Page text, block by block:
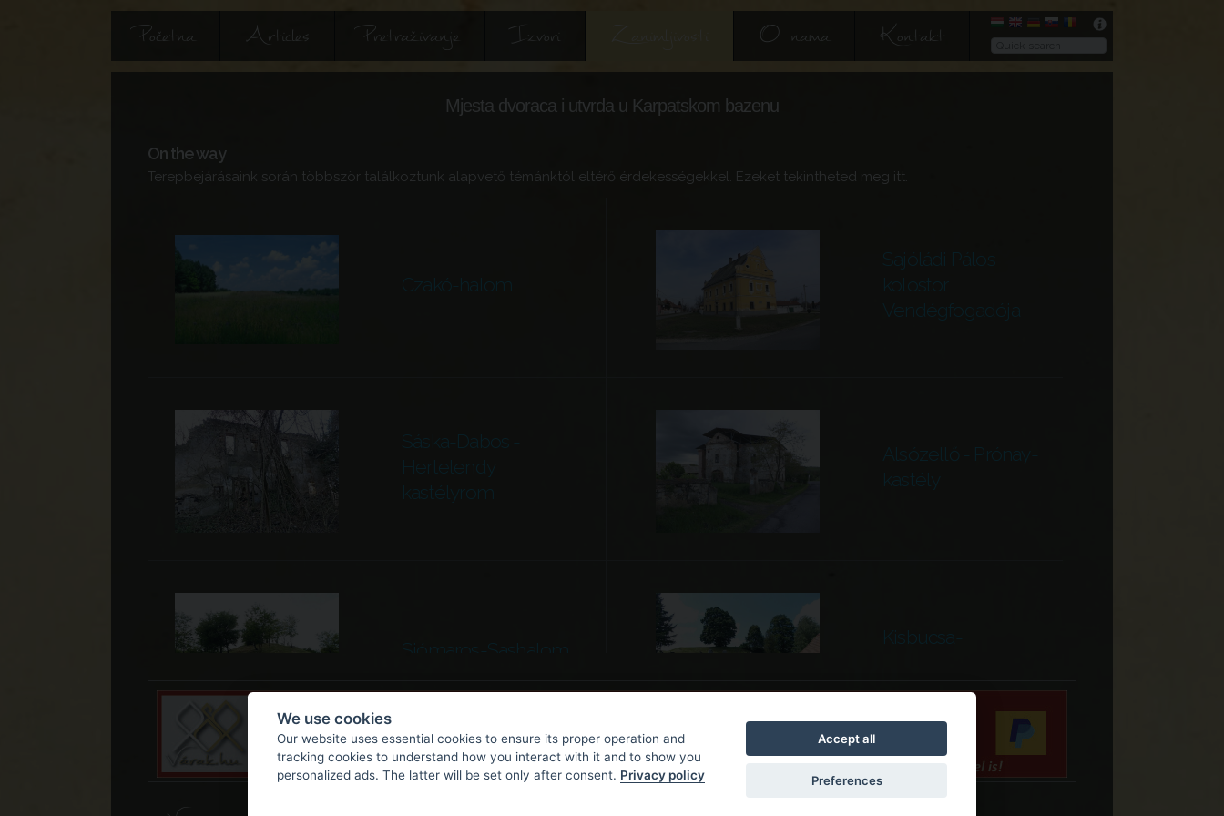
Početna Articles Pretraživanje Izvori O nama Kontakt
Mjesta dvoraca i utvrda u Karpatskom bazenu
On the way
Terepbejárásaink során többször találkoztunk alapvető témánktól eltérő érdekességekkel. Ezeket tekintheted meg itt.
Czakó-halom
Sajóládi Pálos
kolostor
Vendégfogadója
Sáska-Dabos -
Hertelendy
kastélyrom
Alsózellő - Prónay-
kastély
Siómaros-Sashalom
Kisbucsa-
We use cookies
Our website uses essential cookies to ensure its proper operation and
tracking cookies to understand how you interact with it and to show you
personalized ads. The latter will be set only after consent. Privacy policy
Accept all
Preferences